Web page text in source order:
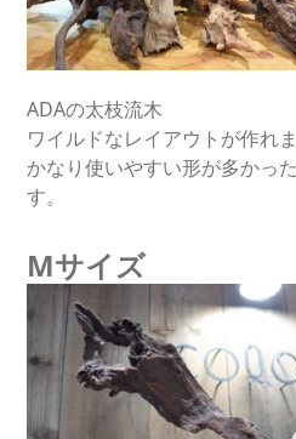
ADAの太枝流木
ワイルドなレイアウトが作れま
かなり使いやすい形が多かっ
す。
Mサイズ